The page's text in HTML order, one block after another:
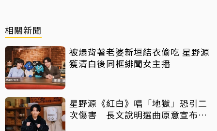
相關新聞
被爆背著老婆新垣結衣偷吃 星野源
獲清白後同框緋聞女主播
星野源《紅白》唱「地獄」恐引二
次傷害 長文說明選曲原意宣布換